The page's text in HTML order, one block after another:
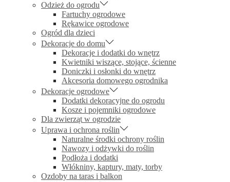
Odzież do ogrodu
Fartuchy ogrodowe
Rękawice ogrodowe
Ogród dla dzieci
Dekoracje do domu
Dekoracje i dodatki do wnętrz
Kwietniki wiszące, stojące, ścienne
Doniczki i osłonki do wnętrz
Akcesoria domowego ogrodnika
Dekoracje ogrodowe
Dodatki dekoracyjne do ogrodu
Kosze i pojemniki ogrodowe
Dla zwierząt w ogrodzie
Uprawa i ochrona roślin
Naturalne środki ochrony roślin
Nawozy i odżywki do roślin
Podłoża i dodatki
Włókniny, kaptury, maty, torby
Ozdoby na taras i balkon